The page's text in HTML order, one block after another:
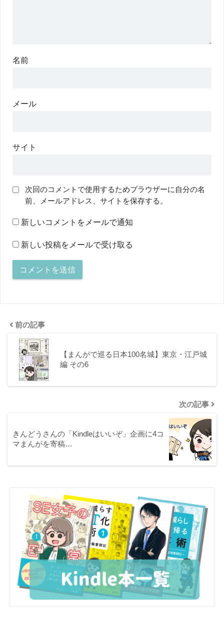
名前
メール
サイト
次回のコメントで使用するためブラウザーに自分の名
前、メールアドレス、サイトを保存する。
新しいコメントをメールで通知
新しい投稿をメールで受け取る
前の記事
【まんがで巡る日本100名城】東京・江戸城
編 その6
次の記事
きんどうさんの「Kindleはいいぞ」企画に4コ
マまんがを寄稿…